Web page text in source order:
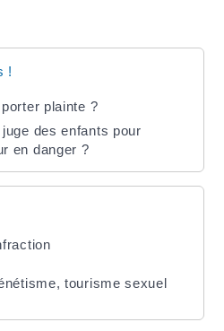
!
plainte ?
des enfants pour
en danger ?
tourisme sexuel